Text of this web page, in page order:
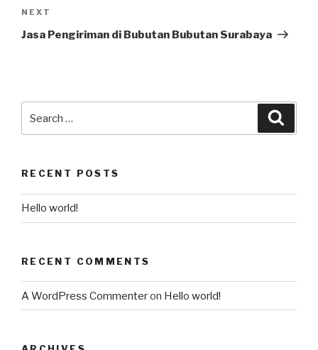
NEXT
Jasa Pengiriman di Bubutan Bubutan Surabaya
RECENT POSTS
Hello world!
RECENT COMMENTS
A WordPress Commenteron Hello world!